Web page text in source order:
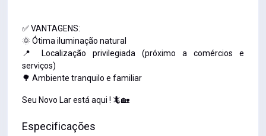
✅ VANTAGENS:
🌞 Ótima iluminação natural
📍 Localização privilegiada (próximo a comércios e
serviços)
🌳 Ambiente tranquilo e familiar
Seu Novo Lar está aqui ! 🦎🏡
Especificações